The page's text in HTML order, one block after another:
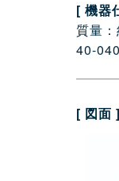
[ 機器
質量
40-
[ 図面 ]